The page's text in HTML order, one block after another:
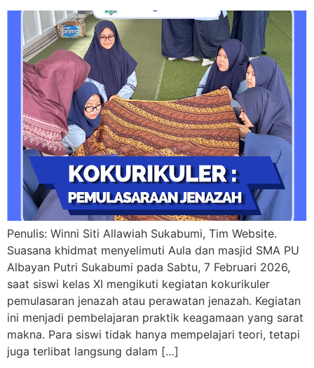
Penulis: Winni Siti Allawiah Sukabumi, Tim Website.
Suasana khidmat menyelimuti Aula dan masjid SMA PU
Albayan Putri Sukabumi pada Sabtu, 7 Februari 2026,
saat siswi kelas XI mengikuti kegiatan kokurikuler
pemulasaran jenazah atau perawatan jenazah. Kegiatan
ini menjadi pembelajaran praktik keagamaan yang sarat
makna. Para siswi tidak hanya mempelajari teori, tetapi
juga terlibat langsung dalam […]